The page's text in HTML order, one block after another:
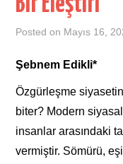
Bir Eleştiri
Posted on Mayıs 16,
Şebnem Edikli*
Özgürleşme
biter? Modern
insanlar arasındaki
vermiştir. Sömürü,